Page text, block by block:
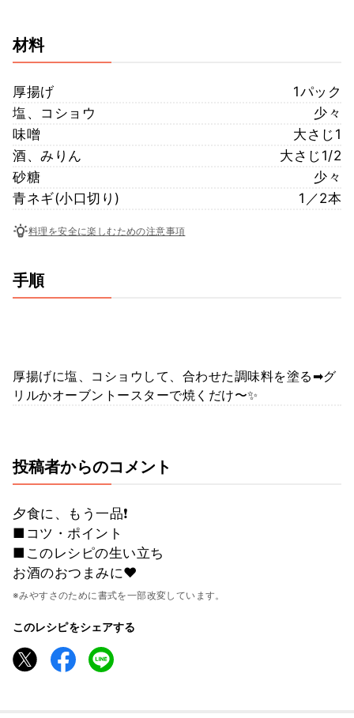
材料
厚揚げ
1パック
塩、コショウ
少々
味噌
大さじ1
酒、みりん
大さじ1/2
砂糖
少々
青ネギ(小口切り)
1／2本
料理を安全に楽しむための注意事項
手順
厚揚げに塩、コショウして、合わせた調味料を塗る➡グ
リルかオーブントースターで焼くだけ〜✨
投稿者からのコメント
夕食に、もう一品❗
■コツ・ポイント
■このレシピの生い立ち
お酒のおつまみに♥
※みやすさのために書式を一部改変しています。
このレシピをシェアする